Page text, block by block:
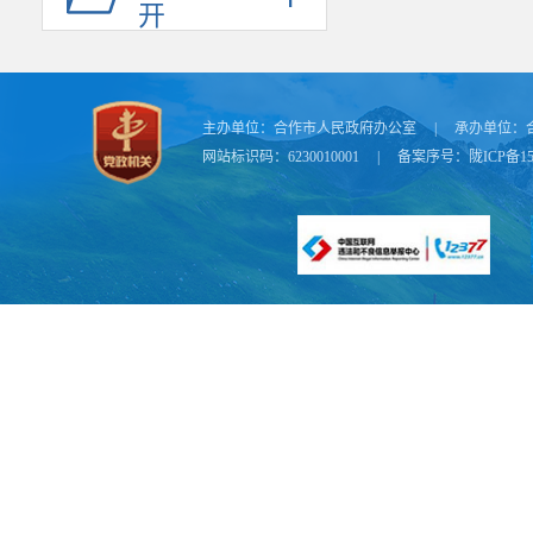
开
长0.8%；金
其他服
租赁和商务
24.7%、
社会工作增
3.2%；居民
五、消费
主办单位： 合作市人民政府办公室 承办单位：
网站标识码：6230010001
备案序号：陇ICP备